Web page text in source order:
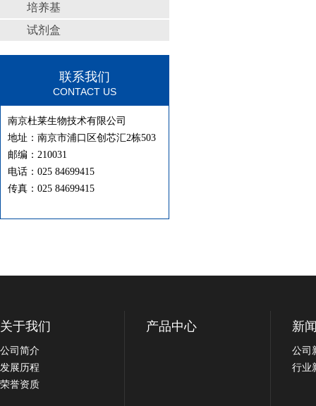
培养基
试剂盒
联系我们
CONTACT US
南京杜莱生物技术有限公司
地址：南京市浦口区创芯汇2栋503
邮编：210031
电话：025 84699415
传真：025 84699415
关于我们
公司简介
发展历程
荣誉资质
产品中心 新
公司
行业